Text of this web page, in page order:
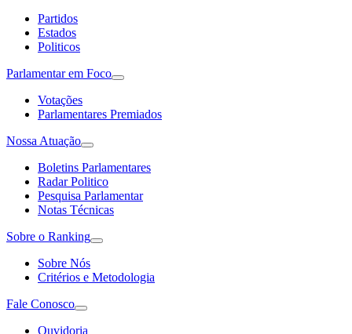
Partidos
Estados
Politicos
Parlamentar em Foco
Votações
Parlamentares Premiados
Nossa Atuação
Boletins Parlamentares
Radar Politico
Pesquisa Parlamentar
Notas Técnicas
Sobre o Ranking
Sobre Nós
Critérios e Metodologia
Fale Conosco
Ouvidoria